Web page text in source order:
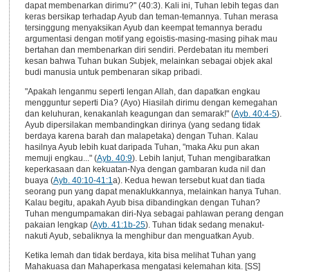
dapat membenarkan dirimu?" (40:3). Kali ini, Tuhan lebih tegas dan
keras bersikap terhadap Ayub dan teman-temannya. Tuhan merasa
tersinggung menyaksikan Ayub dan keempat temannya beradu
argumentasi dengan motif yang egoistis-masing-masing pihak mau
bertahan dan membenarkan diri sendiri. Perdebatan itu memberi
kesan bahwa Tuhan bukan Subjek, melainkan sebagai objek akal
budi manusia untuk pembenaran sikap pribadi.
"Apakah lenganmu seperti lengan Allah, dan dapatkan engkau
mengguntur seperti Dia? (Ayo) Hiasilah dirimu dengan kemegahan
dan keluhuran, kenakanlah keagungan dan semarak!" (Ayb. 40:4-5).
Ayub dipersilakan membandingkan dirinya (yang sedang tidak
berdaya karena barah dan malapetaka) dengan Tuhan. Kalau
hasilnya Ayub lebih kuat daripada Tuhan, "maka Aku pun akan
memuji engkau..." (Ayb. 40:9). Lebih lanjut, Tuhan mengibaratkan
keperkasaan dan kekuatan-Nya dengan gambaran kuda nil dan
buaya (Ayb. 40:10-41:1a). Kedua hewan tersebut kuat dan tiada
seorang pun yang dapat menaklukkannya, melainkan hanya Tuhan.
Kalau begitu, apakah Ayub bisa dibandingkan dengan Tuhan?
Tuhan mengumpamakan diri-Nya sebagai pahlawan perang dengan
pakaian lengkap (Ayb. 41:1b-25). Tuhan tidak sedang menakut-
nakuti Ayub, sebaliknya Ia menghibur dan menguatkan Ayub.
Ketika lemah dan tidak berdaya, kita bisa melihat Tuhan yang
Mahakuasa dan Mahaperkasa mengatasi kelemahan kita. [SS]